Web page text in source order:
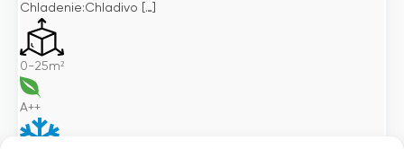
Chladenie:Chladivo […]
0-25m²
A++